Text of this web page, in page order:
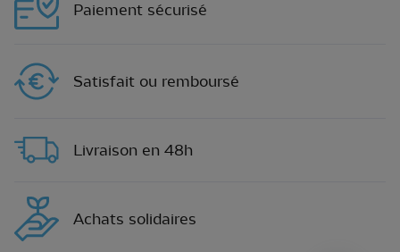
Paiement sécurisé
Satisfait ou remboursé
Livraison en 48h
Achats solidaires